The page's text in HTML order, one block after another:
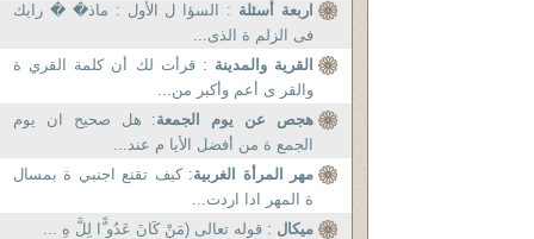
اربعة أسئلة : السؤا ل الأول : ماذ� � رايك
فى الزلم ة الذى...
القرية والمدينة : قرأت لك أن كلمة القري ة
والقر ى أعم وأكبر من...
هجص عن يوم الجمعة: هل صحيح ان يوم
الجمع ة من أفضل الأيا م عند...
مهر المرأة الغربية: كيف تقنع اجنبي ة بمسال
ة المهر ادا اردت...
ميكال : قوله تعالى (مَنْ كَانَ عَدُو ًّا لِلَّ هِ ...